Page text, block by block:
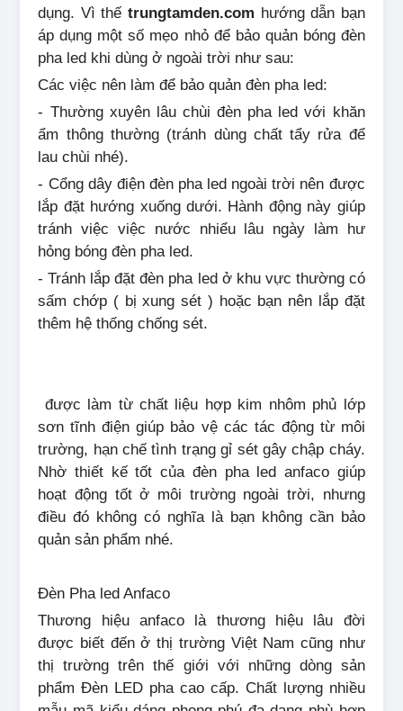
dụng. Vì thế trungtamden.com hướng dẫn bạn
áp dụng một số mẹo nhỏ để bảo quản bóng đèn
pha led khi dùng ở ngoài trời như sau:
Các việc nên làm để bảo quản đèn pha led:
- Thường xuyên lâu chùi đèn pha led với khăn
ẩm thông thường (tránh dùng chất tẩy rửa để
lau chùi nhé).
- Cổng dây điện đèn pha led ngoài trời nên được
lắp đặt hướng xuống dưới. Hành động này giúp
tránh việc việc nước nhiểu lâu ngày làm hư
hỏng bóng đèn pha led.
- Tránh lắp đặt đèn pha led ở khu vực thường có
sấm chớp ( bị xung sét ) hoặc bạn nên lắp đặt
thêm hệ thống chống sét.
được làm từ chất liệu hợp kim nhôm phủ lớp
sơn tĩnh điện giúp bảo vệ các tác động từ môi
trường, hạn chế tình trạng gỉ sét gây chập cháy.
Nhờ thiết kế tốt của đèn pha led anfaco giúp
hoạt động tốt ở môi trường ngoài trời, nhưng
điều đó không có nghĩa là bạn không cần bảo
quản sản phẩm nhé.
Đèn Pha led Anfaco
Thương hiệu anfaco là thương hiệu lâu đời
được biết đến ở thị trường Việt Nam cũng như
thị trường trên thế giới với những dòng sản
phẩm Đèn LED pha cao cấp. Chất lượng nhiều